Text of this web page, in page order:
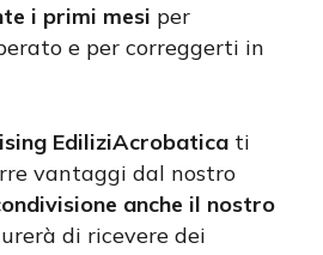
i primi mesi per
e per correggerti in
EdiliziAcrobaticati
vantaggi dal nostro
anche il nostro
di ricevere dei